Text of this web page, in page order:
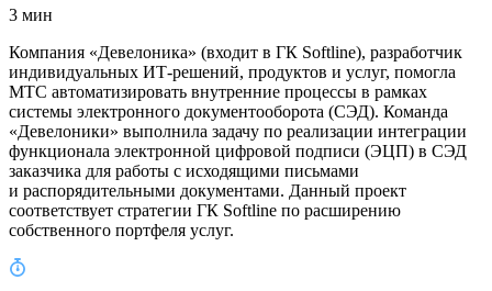
3 мин
Компания «Девелоника» (входит в ГК Softline), разработчик
индивидуальных ИТ-решений, продуктов и услуг, помогла
МТС автоматизировать внутренние процессы в рамках
системы электронного документооборота (СЭД). Команда
«Девелоники» выполнила задачу по реализации интеграции
функционала электронной цифровой подписи (ЭЦП) в СЭД
заказчика для работы с исходящими письмами
и распорядительными документами. Данный проект
соответствует стратегии ГК Softline по расширению
собственного портфеля услуг.